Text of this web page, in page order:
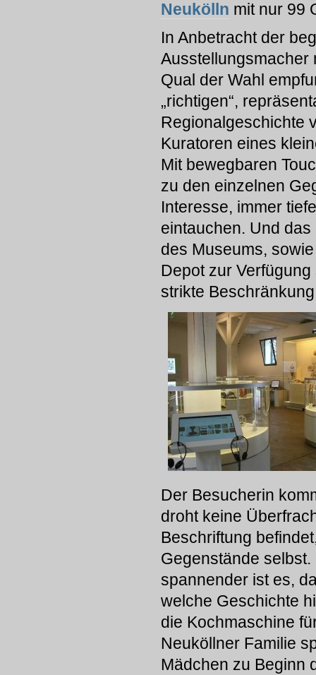
Neukölln mit nur 99
In Anbetracht der
Ausstellungsmacher
Qual der Wahl
„richtigen“,
Regionalgeschichte
Kuratoren eines
Mit bewegbaren
zu den einzelnen
Interesse, immer
eintauchen. Und
des Museums,
Depot zur
strikte
Der Besucherin
droht keine
Beschriftung
Gegenstände
spannender ist es,
welche Geschichte
die Kochmaschine
Neuköllner Familie
Mädchen zu Beginn